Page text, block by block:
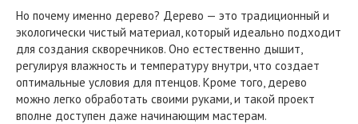
Но почему именно дерево? Дерево — это традиционный и
экологически чистый материал, который идеально подходит
для создания скворечников. Оно естественно дышит,
регулируя влажность и температуру внутри, что создает
оптимальные условия для птенцов. Кроме того, дерево
можно легко обработать своими руками, и такой проект
вполне доступен даже начинающим мастерам.